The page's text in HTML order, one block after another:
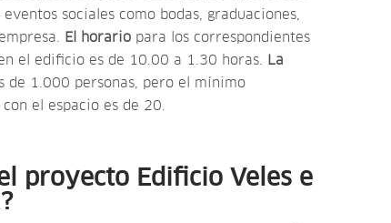
sociales como bodas, graduaciones,
El horariopara los correspondientes
el edificio es de 10.00 a 1.30 horas. La
de 1.000 personas, pero el mínimo
el espacio es de 20.
proyecto Edificio Veles e